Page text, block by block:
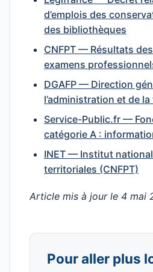
d’emplois des
des bibliothèques
CNFPT — Résultats
examens
DGAFP — Direction
l’administration et de
Service-Public.fr —
catégorie A :
INET — Institut
territoriales (CNFPT)
Article mis à jour le 4 mai
Pour aller plus